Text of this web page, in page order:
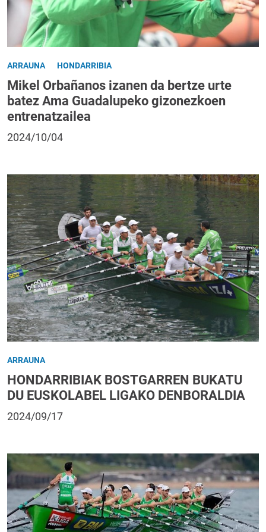
ARRAUNA HONDARRIBIA
Mikel Orbañanos izanen da bertze urte
batez Ama Guadalupeko gizonezkoen
entrenatzailea
2024/10/04
ARRAUNA
HONDARRIBIAK BOSTGARREN BUKATU
DU EUSKOLABEL LIGAKO DENBORALDIA
2024/09/17